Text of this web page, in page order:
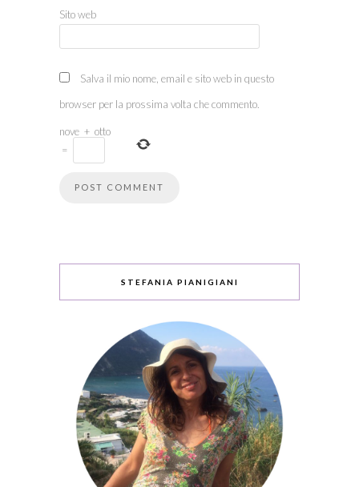
Sito web
Salva il mio nome, email e sito web in questo
browser per la prossima volta che commento.
nove + otto
=
STEFANIA PIANIGIANI